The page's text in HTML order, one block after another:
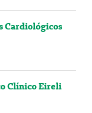
Cardiológicos
Clínico Eireli